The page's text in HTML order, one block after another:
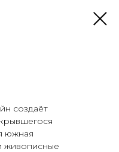
создаёт
южная
живописные